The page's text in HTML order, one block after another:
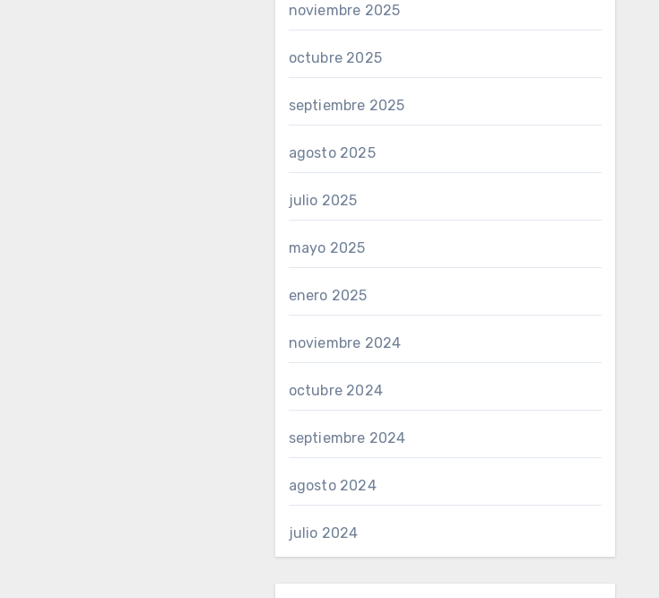
noviembre 2025
octubre 2025
septiembre 2025
agosto 2025
julio 2025
mayo 2025
enero 2025
noviembre 2024
octubre 2024
septiembre 2024
agosto 2024
julio 2024